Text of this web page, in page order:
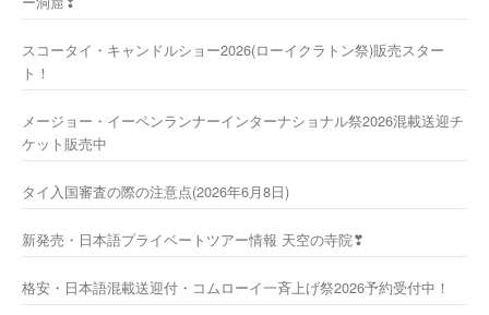
スコータイ・キャンドルショー2026(ローイクラトン祭)販売スター
ト！
メージョー・イーペンランナーインターナショナル祭2026混載送迎チ
ケット販売中
タイ入国審査の際の注意点(2026年6月8日)
新発売・日本語プライベートツアー情報 天空の寺院❣
格安・日本語混載送迎付・コムローイ一斉上げ祭2026予約受付中！